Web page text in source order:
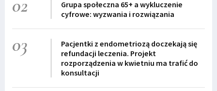
02
Grupa społeczna 65+ a wykluczenie
cyfrowe: wyzwania i rozwiązania
03
Pacjentki z endometriozą doczekają się
refundacji leczenia. Projekt
rozporządzenia w kwietniu ma trafić do
konsultacji